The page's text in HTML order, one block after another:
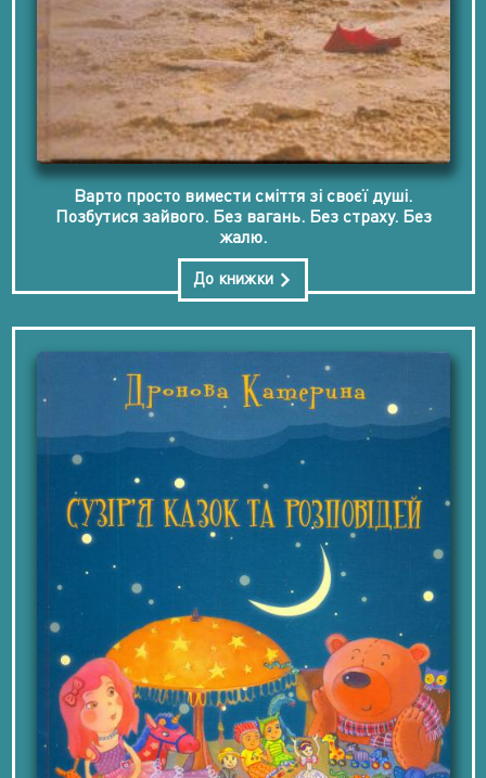
Варто просто вимести сміття зі своєї душі.
Позбутися зайвого. Без вагань. Без страху. Без
жалю.
До книжки